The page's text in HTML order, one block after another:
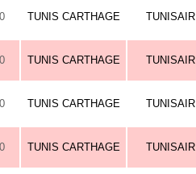
TUNIS CARTHAGE
TUNIS CARTHAGE
TUNIS CARTHAGE
TUNIS CARTHAGE